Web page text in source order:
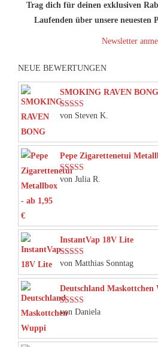
Trag dich für deinen exklusiven
Laufenden über unsere neuesten
Newsletter
NEUE BEWERTUNGEN
SMOKING RAVEN BONG
Bewertet mit
von Steven K.
Pepe Zigarettenetui
Bewertet mit
von Julia R.
InstantVap 18V Lite
Bewertet mit
5von 5
von Matthias Sonntag
Deutschland Maskottchen
Bewertet mit
von Daniela